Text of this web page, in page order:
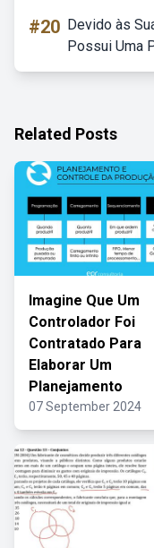
#20 Devido às
Possui Uma
Related Posts
Imagine Que Um
Controlador Foi
Contratado Para
Elaborar Um
Planejamento
07 September 2024